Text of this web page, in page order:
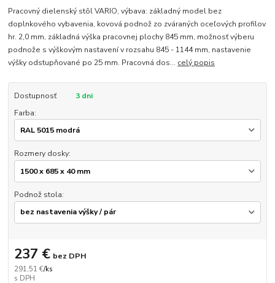
Pracovný dielenský stôl VARIO, výbava: základný model bez
doplnkového vybavenia, kovová podnož zo zváraných oceľových profilov
hr. 2,0 mm, základná výška pracovnej plochy 845 mm, možnosť výberu
podnože s výškovým nastavení v rozsahu 845 - 1144 mm, nastavenie
výšky odstupňované po 25 mm. Pracovná dos... celý popis
Dostupnosť
3 dni
Farba:
Rozmery dosky:
Podnož stola:
291,51 €/ks
237 € bez DPH